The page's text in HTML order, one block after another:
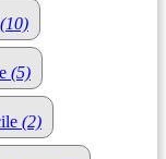
(10)
(5)
(2)